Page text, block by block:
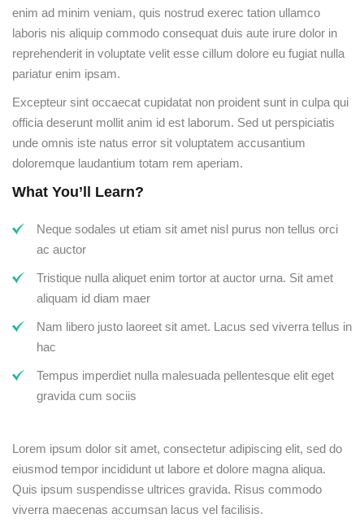
enim ad minim veniam, quis nostrud exerec tation ullamco
laboris nis aliquip commodo consequat duis aute irure dolor in
reprehenderit in voluptate velit esse cillum dolore eu fugiat nulla
pariatur enim ipsam.
Excepteur sint occaecat cupidatat non proident sunt in culpa qui
officia deserunt mollit anim id est laborum. Sed ut perspiciatis
unde omnis iste natus error sit voluptatem accusantium
doloremque laudantium totam rem aperiam.
What You’ll Learn?
Neque sodales ut etiam sit amet nisl purus non tellus orci
ac auctor
Tristique nulla aliquet enim tortor at auctor urna. Sit amet
aliquam id diam maer
Nam libero justo laoreet sit amet. Lacus sed viverra tellus in
hac
Tempus imperdiet nulla malesuada pellentesque elit eget
gravida cum sociis
Lorem ipsum dolor sit amet, consectetur adipiscing elit, sed do
eiusmod tempor incididunt ut labore et dolore magna aliqua.
Quis ipsum suspendisse ultrices gravida. Risus commodo
viverra maecenas accumsan lacus vel facilisis.